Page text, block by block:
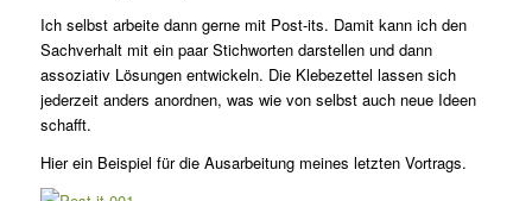
Ich selbst arbeite dann gerne mit Post-its. Damit kann ich den
Sachverhalt mit ein paar Stichworten darstellen und dann
assoziativ Lösungen entwickeln. Die Klebezettel lassen sich
jederzeit anders anordnen, was wie von selbst auch neue Ideen
schafft.
Hier ein Beispiel für die Ausarbeitung meines letzten Vortrags.